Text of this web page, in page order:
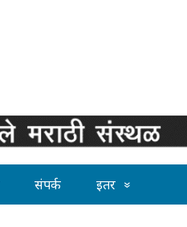
संपर्क इतर